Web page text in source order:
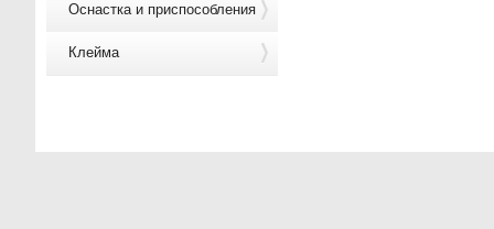
Оснастка и приспособления
Клейма